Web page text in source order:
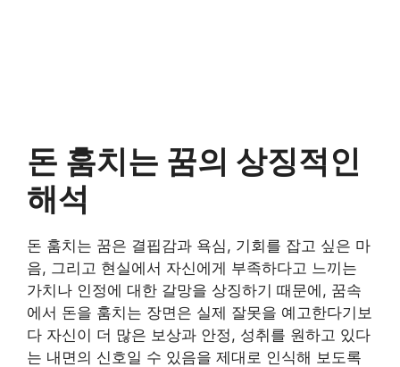
돈 훔치는 꿈의 상징적인
해석
돈 훔치는 꿈은 결핍감과 욕심, 기회를 잡고 싶은 마
음, 그리고 현실에서 자신에게 부족하다고 느끼는
가치나 인정에 대한 갈망을 상징하기 때문에, 꿈속
에서 돈을 훔치는 장면은 실제 잘못을 예고한다기보
다 자신이 더 많은 보상과 안정, 성취를 원하고 있다
는 내면의 신호일 수 있음을 제대로 인식해 보도록